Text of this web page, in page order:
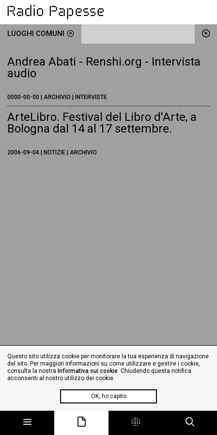
LUOGHI COMUNI
Andrea Abati - Renshi.org - Intervista
audio
0000-00-00 | ARCHIVIO | INTERVISTE
ArteLibro. Festival del Libro d'Arte, a
Bologna dal 14 al 17 settembre.
2006-09-04 | NOTIZIE | ARCHIVIO
Questo sito utilizza cookie per monitorare la tua esperienza di navigazione
del sito. Per maggiori informazioni su come utilizzare e gestire i cookie,
consulta la nostra Informativa sui cookie. Chiudendo questa notifica
acconsenti al nostro utilizzo dei cookie.
OK, ho capito